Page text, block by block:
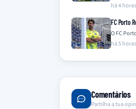
há 4 horas
FC Porto
O FC
há 5 horas
Comentários
Partilha a tua